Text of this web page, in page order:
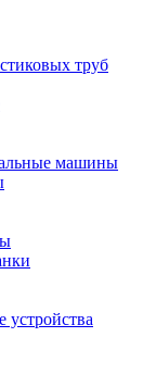
труб
машины
устройства